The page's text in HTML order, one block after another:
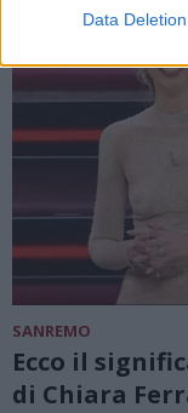
Data Deletion
SANREMO
Ecco il
di Chiara